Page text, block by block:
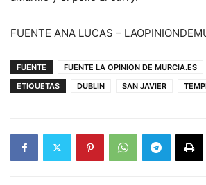
FUENTE ANA LUCAS –
FUENTE
FUENTE LA OPINION DE MURCIA.ES
ETIQUETAS
DUBLIN SAN JAVIER